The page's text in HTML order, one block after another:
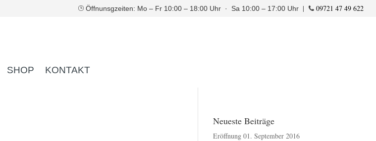
Öffnunsgzeiten: Mo – Fr 10:00 – 18:00 Uhr · Sa 10:00 – 17:00 Uhr | 09721 47 49 622
SHOP KONTAKT
Neueste Beiträge
Eröffnung 01. September 2016